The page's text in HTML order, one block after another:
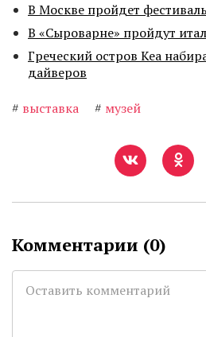
В Москве пройдет
В «Сыроварне» пройдут
Греческий остров Кеа
дайверов
# выставка # музей
Комментарии (0)